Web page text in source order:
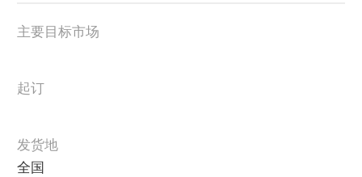
主要目标市场
起订
发货地
全国